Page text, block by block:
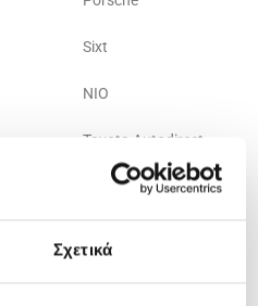
Σχετικά
Sixt
NIO
Toyota Autodirect
Podcasts